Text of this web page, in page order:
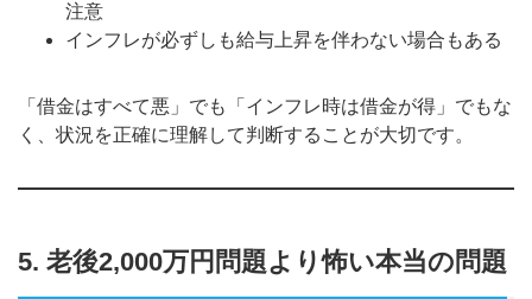
注意
インフレが必ずしも給与上昇を伴わない場合もある
「借金はすべて悪」でも「インフレ時は借金が得」でもな
く、状況を正確に理解して判断することが大切です。
5. 老後2,000万円問題より怖い本当の問題